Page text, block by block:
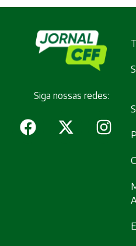
Siga nossas redes: